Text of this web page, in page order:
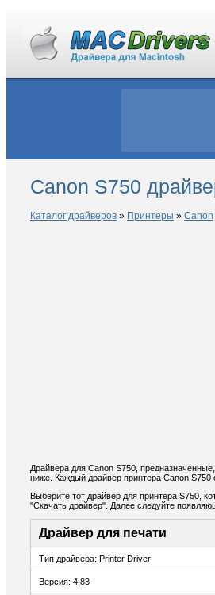
Canon S750
Каталог драйверов » Принтеры » Canon
Драйвера для Canon S750,
ниже. Каждый драйвер принтера Canon
Выберите тот драйвер для принтера S750,
"Скачать драйвер". Далее следуйте
Драйвер для печати
Тип драйвера: Printer Driver
Версия: 4.83